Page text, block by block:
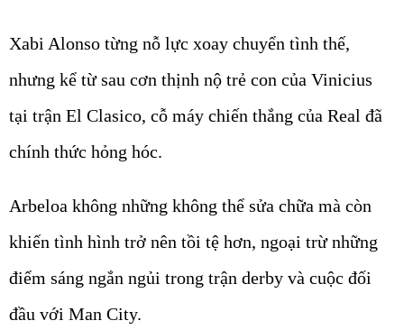
Xabi Alonso từng nỗ lực xoay chuyển tình thế,
nhưng kể từ sau cơn thịnh nộ trẻ con của Vinicius
tại trận El Clasico, cỗ máy chiến thắng của Real đã
chính thức hỏng hóc.
Arbeloa không những không thể sửa chữa mà còn
khiến tình hình trở nên tồi tệ hơn, ngoại trừ những
điểm sáng ngắn ngủi trong trận derby và cuộc đối
đầu với Man City.